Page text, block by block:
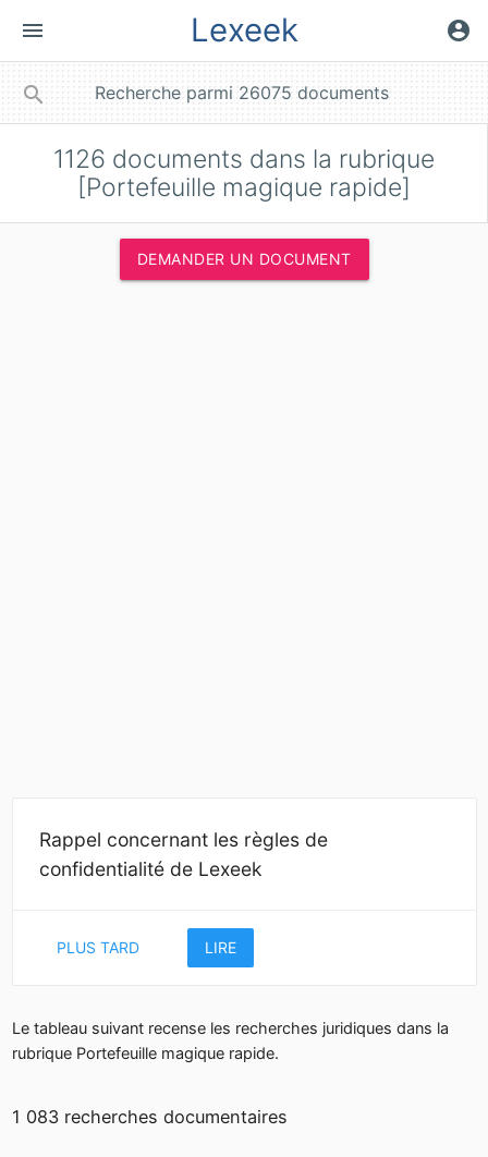
menu Lexeek account_circle
search
1126 documents dans la rubrique
[Portefeuille magique rapide]
DEMANDER UN DOCUMENT
Rappel concernant les règles de
confidentialité de Lexeek
PLUS TARD LIRE
Le tableau suivant recense les recherches juridiques dans la
rubrique Portefeuille magique rapide.
1 083 recherches documentaires